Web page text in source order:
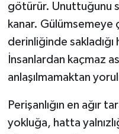
götürür. Unuttuğunu
kanar. Gülümsemeye
derinliğinde
İnsanlardan kaçmaz
anlaşılmamaktan
Perişanlığın en ağır
yokluğa, hatta